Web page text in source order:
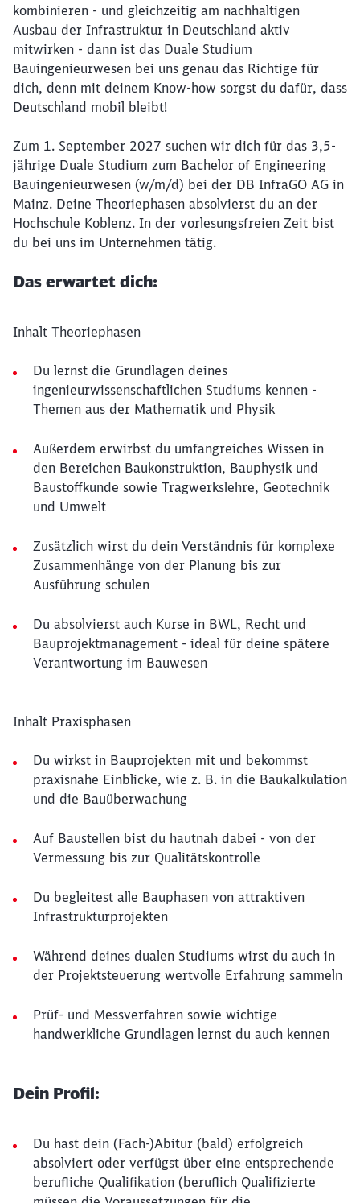
kombinieren - und gleichzeitig am nachhaltigen
Ausbau der Infrastruktur in Deutschland aktiv
mitwirken - dann ist das Duale Studium
Bauingenieurwesen bei uns genau das Richtige für
dich, denn mit deinem Know-how sorgst du dafür, dass
Deutschland mobil bleibt!
Zum 1. September 2027 suchen wir dich für das 3,5-
jährige Duale Studium zum Bachelor of Engineering
Bauingenieurwesen (w/m/d) bei der DB InfraGO AG in
Mainz. Deine Theoriephasen absolvierst du an der
Hochschule Koblenz. In der vorlesungsfreien Zeit bist
du bei uns im Unternehmen tätig.
Das erwartet dich:
Inhalt Theoriephasen
Du lernst die Grundlagen deines
ingenieurwissenschaftlichen Studiums kennen -
Themen aus der Mathematik und Physik
Außerdem erwirbst du umfangreiches Wissen in
den Bereichen Baukonstruktion, Bauphysik und
Baustoffkunde sowie Tragwerkslehre, Geotechnik
und Umwelt
Zusätzlich wirst du dein Verständnis für komplexe
Zusammenhänge von der Planung bis zur
Ausführung schulen
Du absolvierst auch Kurse in BWL, Recht und
Bauprojektmanagement - ideal für deine spätere
Verantwortung im Bauwesen
Inhalt Praxisphasen
Du wirkst in Bauprojekten mit und bekommst
praxisnahe Einblicke, wie z. B. in die Baukalkulation
und die Bauüberwachung
Auf Baustellen bist du hautnah dabei - von der
Vermessung bis zur Qualitätskontrolle
Du begleitest alle Bauphasen von attraktiven
Infrastrukturprojekten
Während deines dualen Studiums wirst du auch in
der Projektsteuerung wertvolle Erfahrung sammeln
Prüf- und Messverfahren sowie wichtige
handwerkliche Grundlagen lernst du auch kennen
Dein Profil:
Du hast dein (Fach-)Abitur (bald) erfolgreich
absolviert oder verfügst über eine entsprechende
berufliche Qualifikation (beruflich Qualifizierte